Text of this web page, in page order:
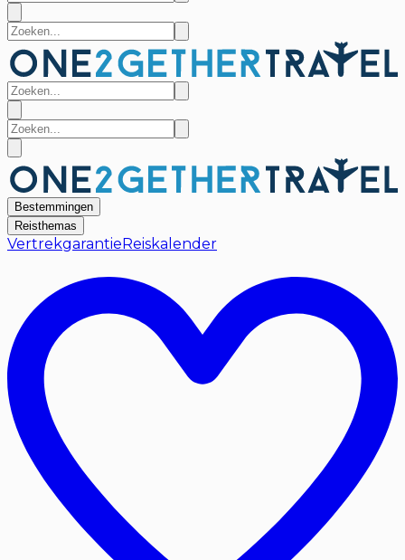
Bestemmingen
Reisthemas
Vertrekgarantie Reiskalender